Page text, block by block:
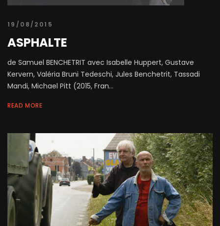
19/08/2015
ASPHALTE
de Samuel BENCHETRIT avec Isabelle Huppert, Gustave
Kervern, Valéria Bruni Tedeschi, Jules Benchetrit, Tassadi
Mandi, Michael Pitt (2015, Fran...
READ MORE